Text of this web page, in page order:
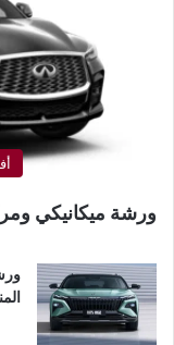
ورشة ميكانيكي